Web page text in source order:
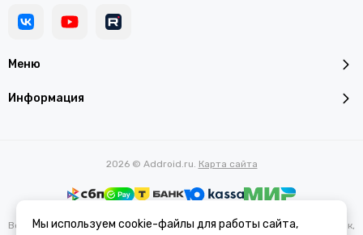
Меню
Информация
2026 © Addroid.ru. Карта сайта
Вся представленная на сайте информация, касающаяся характеристик,
Мы используем cookie-файлы для работы сайта,